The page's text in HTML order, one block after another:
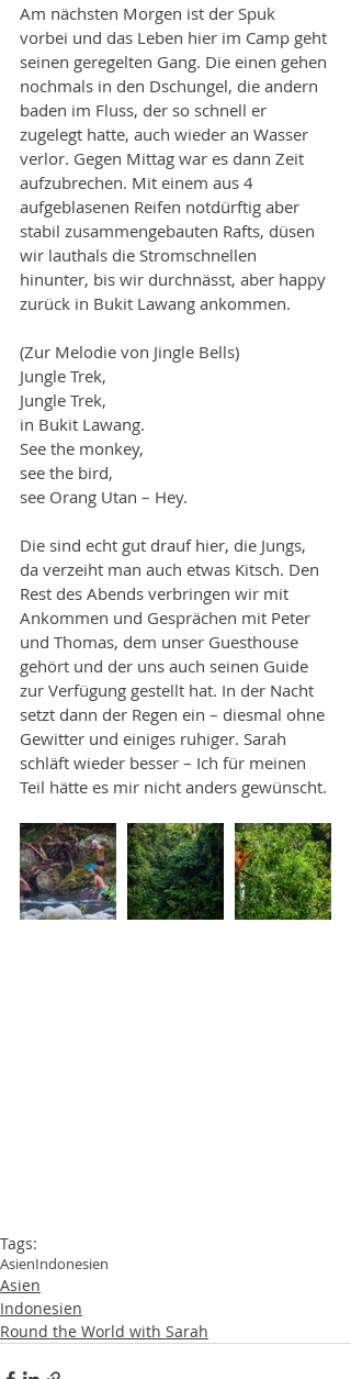
Am nächsten Morgen ist der Spuk
vorbei und das Leben hier im Camp geht
seinen geregelten Gang. Die einen gehen
nochmals in den Dschungel, die andern
baden im Fluss, der so schnell er
zugelegt hatte, auch wieder an Wasser
verlor. Gegen Mittag war es dann Zeit
aufzubrechen. Mit einem aus 4
aufgeblasenen Reifen notdürftig aber
stabil zusammengebauten Rafts, düsen
wir lauthals die Stromschnellen
hinunter, bis wir durchnässt, aber happy
zurück in Bukit Lawang ankommen.
(Zur Melodie von Jingle Bells)
Jungle Trek,
Jungle Trek,
in Bukit Lawang.
See the monkey,
see the bird,
see Orang Utan – Hey.
Die sind echt gut drauf hier, die Jungs,
da verzeiht man auch etwas Kitsch. Den
Rest des Abends verbringen wir mit
Ankommen und Gesprächen mit Peter
und Thomas, dem unser Guesthouse
gehört und der uns auch seinen Guide
zur Verfügung gestellt hat. In der Nacht
setzt dann der Regen ein – diesmal ohne
Gewitter und einiges ruhiger. Sarah
schläft wieder besser – Ich für meinen
Teil hätte es mir nicht anders gewünscht.
Tags:
AsienIndonesien
Asien
Indonesien
Round the World with Sarah